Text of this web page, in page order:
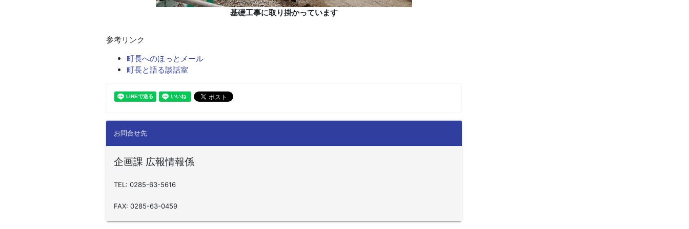
基礎工事に取り掛かっています
参考リンク
町長へのほっとメール
町長と語る談話室
お問合せ先
企画課 広報情報係
TEL: 0285-63-5616
FAX: 0285-63-0459